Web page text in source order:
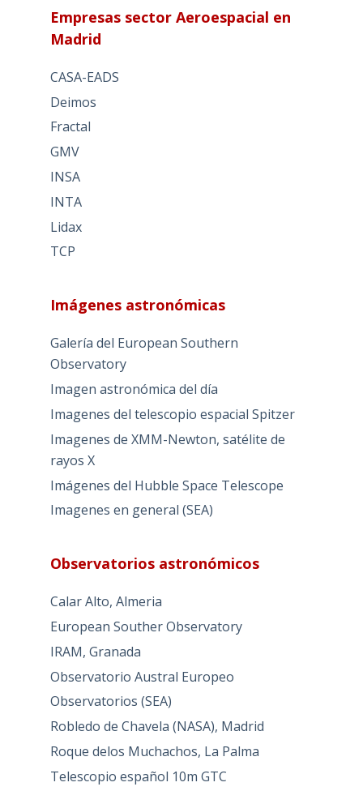
Empresas sector Aeroespacial en
Madrid
CASA-EADS
Deimos
Fractal
GMV
INSA
INTA
Lidax
TCP
Imágenes astronómicas
Galería del European Southern
Observatory
Imagen astronómica del día
Imagenes del telescopio espacial Spitzer
Imagenes de XMM-Newton, satélite de
rayos X
Imágenes del Hubble Space Telescope
Imagenes en general (SEA)
Observatorios astronómicos
Calar Alto, Almeria
European Souther Observatory
IRAM, Granada
Observatorio Austral Europeo
Observatorios (SEA)
Robledo de Chavela (NASA), Madrid
Roque delos Muchachos, La Palma
Telescopio español 10m GTC